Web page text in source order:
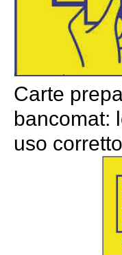
Carte
bancomat:
uso corretto